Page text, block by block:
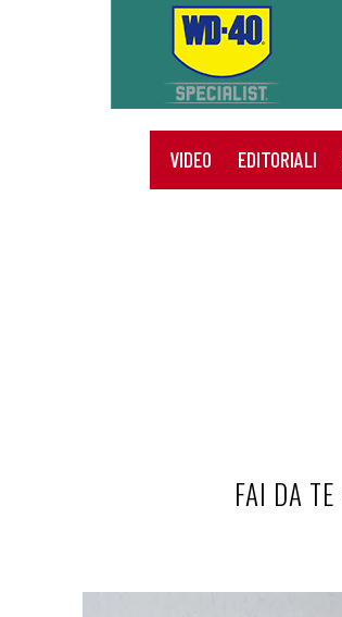
VIDEO EDITORIALI
HOME
FAI DA TE